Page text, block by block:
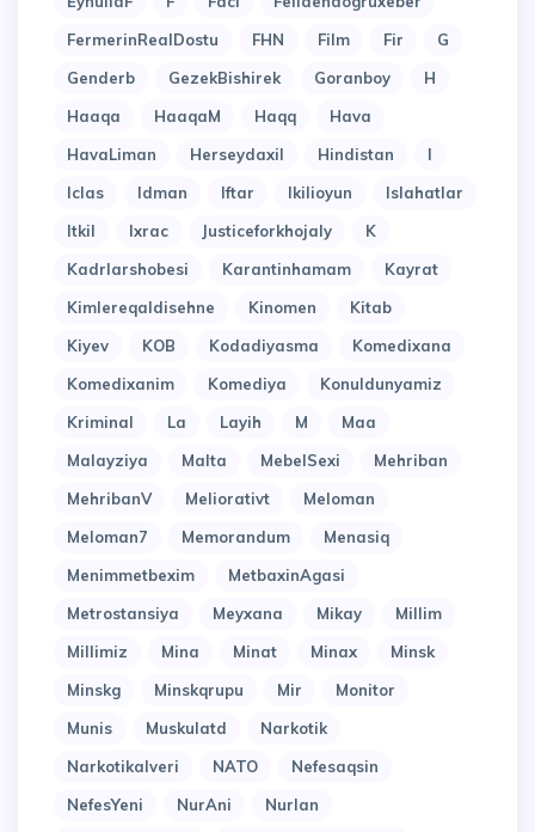
FermerinRealDostu
FHN Film Fir
G
Genderb
GezekBishirek Goranboy
H
Haaqa
HaaqaM Haqq
Hava
HavaLiman
Herseydaxil Hindistan
I
Iclas
Idman Iftar Ikilioyun
Islahatlar
Itkil
Ixrac Justiceforkhojaly
K
Kadrlarshobesi
Karantinhamam
Kayrat
Kimlereqaldisehne
Kinomen
Kitab
Kiyev
KOB Kodadiyasma
Komedixana
Komedixanim
Komediya
Konuldunyamiz
Kriminal
La Layih M
Maa
Malayziya
Malta MebelSexi
Mehriban
MehribanV
Meliorativt
Meloman
Meloman7
Memorandum
Menasiq
Menimmetbexim
MetbaxinAgasi
Metrostansiya
Meyxana Mikay
Millim
Millimiz
Mina Minat Minax
Minsk
Minskg
Minskqrupu Mir
Monitor
Munis
Muskulatd
Narkotik
Narkotikalveri
NATO
Nefesaqsin
NefesYeni
NurAni
Nurlan